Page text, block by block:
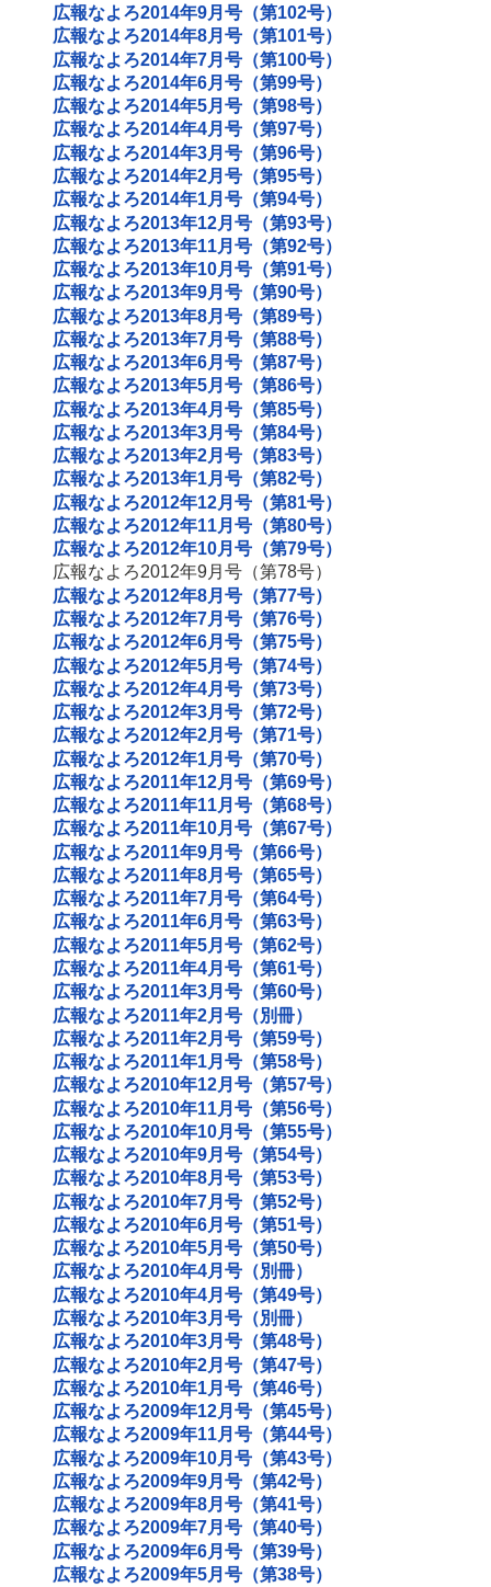
広報なよろ2014年9月号（第102号）
広報なよろ2014年8月号（第101号）
広報なよろ2014年7月号（第100号）
広報なよろ2014年6月号（第99号）
広報なよろ2014年5月号（第98号）
広報なよろ2014年4月号（第97号）
広報なよろ2014年3月号（第96号）
広報なよろ2014年2月号（第95号）
広報なよろ2014年1月号（第94号）
広報なよろ2013年12月号（第93号）
広報なよろ2013年11月号（第92号）
広報なよろ2013年10月号（第91号）
広報なよろ2013年9月号（第90号）
広報なよろ2013年8月号（第89号）
広報なよろ2013年7月号（第88号）
広報なよろ2013年6月号（第87号）
広報なよろ2013年5月号（第86号）
広報なよろ2013年4月号（第85号）
広報なよろ2013年3月号（第84号）
広報なよろ2013年2月号（第83号）
広報なよろ2013年1月号（第82号）
広報なよろ2012年12月号（第81号）
広報なよろ2012年11月号（第80号）
広報なよろ2012年10月号（第79号）
広報なよろ2012年9月号（第78号）
広報なよろ2012年8月号（第77号）
広報なよろ2012年7月号（第76号）
広報なよろ2012年6月号（第75号）
広報なよろ2012年5月号（第74号）
広報なよろ2012年4月号（第73号）
広報なよろ2012年3月号（第72号）
広報なよろ2012年2月号（第71号）
広報なよろ2012年1月号（第70号）
広報なよろ2011年12月号（第69号）
広報なよろ2011年11月号（第68号）
広報なよろ2011年10月号（第67号）
広報なよろ2011年9月号（第66号）
広報なよろ2011年8月号（第65号）
広報なよろ2011年7月号（第64号）
広報なよろ2011年6月号（第63号）
広報なよろ2011年5月号（第62号）
広報なよろ2011年4月号（第61号）
広報なよろ2011年3月号（第60号）
広報なよろ2011年2月号（別冊）
広報なよろ2011年2月号（第59号）
広報なよろ2011年1月号（第58号）
広報なよろ2010年12月号（第57号）
広報なよろ2010年11月号（第56号）
広報なよろ2010年10月号（第55号）
広報なよろ2010年9月号（第54号）
広報なよろ2010年8月号（第53号）
広報なよろ2010年7月号（第52号）
広報なよろ2010年6月号（第51号）
広報なよろ2010年5月号（第50号）
広報なよろ2010年4月号（別冊）
広報なよろ2010年4月号（第49号）
広報なよろ2010年3月号（別冊）
広報なよろ2010年3月号（第48号）
広報なよろ2010年2月号（第47号）
広報なよろ2010年1月号（第46号）
広報なよろ2009年12月号（第45号）
広報なよろ2009年11月号（第44号）
広報なよろ2009年10月号（第43号）
広報なよろ2009年9月号（第42号）
広報なよろ2009年8月号（第41号）
広報なよろ2009年7月号（第40号）
広報なよろ2009年6月号（第39号）
広報なよろ2009年5月号（第38号）